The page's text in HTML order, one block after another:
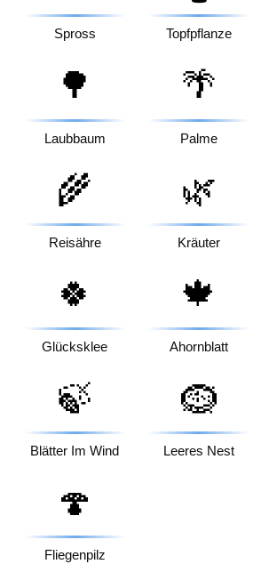
Spross Topfpflanze
🌳
Laubbaum
🌴
Palme
🌾
Reisähre
🌿
Kräuter
🍀
Glücksklee
🍁
Ahornblatt
🍃
Blätter Im Wind
🪹
Leeres Nest
🍄
Fliegenpilz